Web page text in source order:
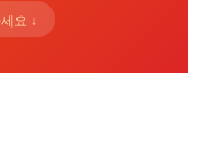
요 ↓